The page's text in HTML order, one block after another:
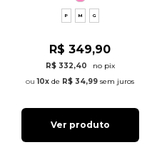
P M G
R$ 349,90
R$ 332,40
no pix
10x de R$ 34,99 sem juros
Ver produto